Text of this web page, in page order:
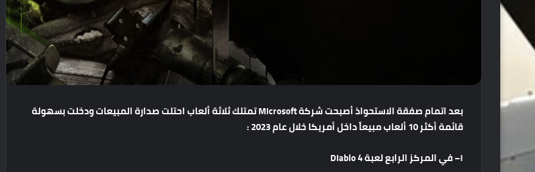
بعداتمامصفقةالاستحواذأصبحتشركة تمتلكثلاثةألعاباحتلتصدارةالمبيعاتودخلتبسهولة
قائمةأكثر ألعابمبيعاًداخلأمريكاخلالعام
١–فيالمركزالرابعلعبة